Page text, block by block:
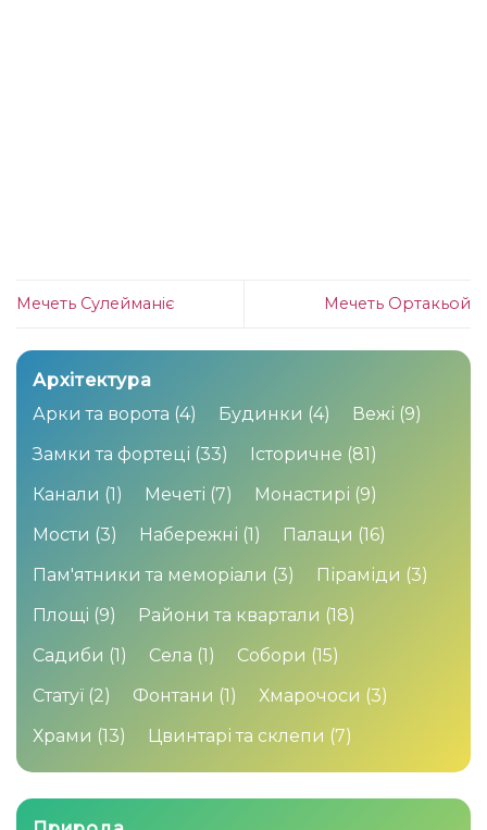
Мечеть Сулейманіє Мечеть Ортакьой
Архітектура
Арки та ворота (4) Будинки (4) Вежі (9)
Замки та фортеці (33) Історичне (81)
Канали (1) Мечеті (7) Монастирі (9)
Мости (3) Набережні (1) Палаци (16)
Пам'ятники та меморіали (3) Піраміди (3)
Площі (9) Райони та квартали (18)
Садиби (1) Села (1) Собори (15)
Статуї (2) Фонтани (1) Хмарочоси (3)
Храми (13) Цвинтарі та склепи (7)